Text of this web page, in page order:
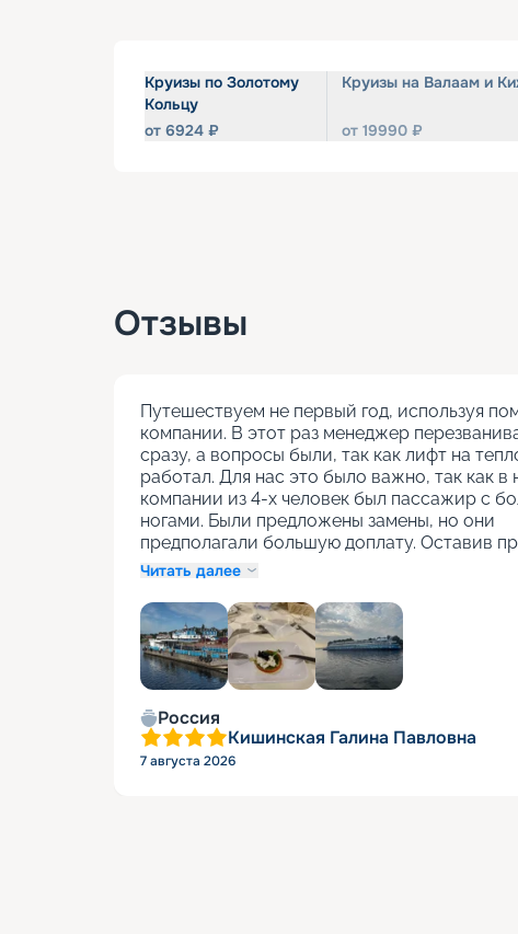
Круизы по Золотому
Кольцу
от 6924 ₽
Круизы на Валаам и
от 19990 ₽
Отзывы
Путешествуем не первый год, используя
компании. В этот раз менеджер
сразу, а вопросы были, так как лифт на
работал. Для нас это было важно, так как в
компании из 4-х человек был пассажир с
ногами. Были предложены замены, но они
предполагали большую доплату. Оставив
Читать далее
Россия
Кишинская Галина Павловна
7 августа 2026